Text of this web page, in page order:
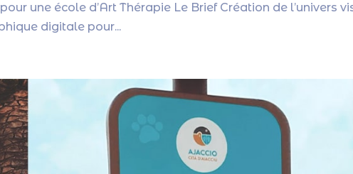
une école d’Art Thérapie Le Brief Création de l’univers
digitale pour...